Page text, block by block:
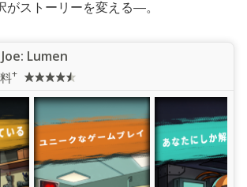
がストーリーを変える―。
Lumen
+